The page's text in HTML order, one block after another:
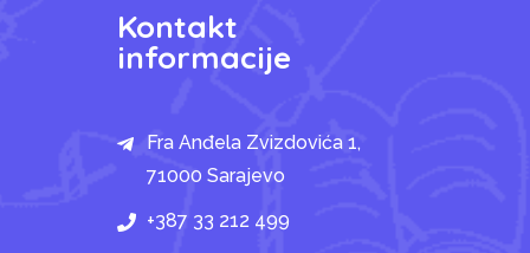
Kontakt
informacije
Fra Anđela Zvizdovića 1,
71000 Sarajevo
+387 33 212 499